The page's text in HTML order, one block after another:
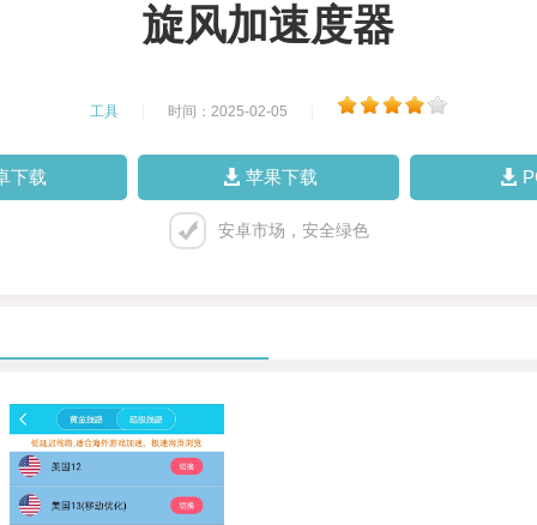
旋风加速度器
工具 时间：2025-02-05
下载 苹果下载
安卓市场，安全绿色